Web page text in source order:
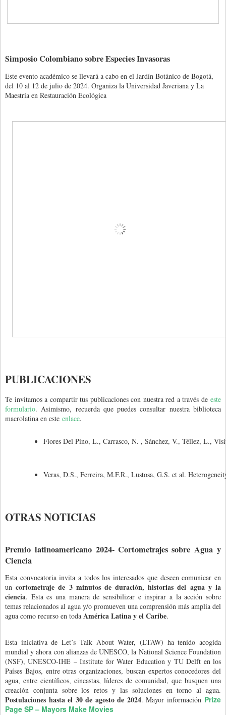
Simposio Colombiano sobre Especies Invasoras
Este evento académico se llevará a cabo en el Jardín Botánico de Bogotá,
del 10 al 12 de julio de 2024. Organiza la Universidad Javeriana y La
Maestría en Restauración Ecológica
PUBLICACIONES
Te invitamos a compartir tus publicaciones con nuestra red a través de este
formulario. Asimismo, recuerda que puedes consultar nuestra biblioteca
macrolatina en este enlace.
Flores Del Pino, L., Carrasco, N. , Sánchez, V., Téllez, L.,
Veras, D.S., Ferreira, M.F.R., Lustosa, G.S. et al.
OTRAS NOTICIAS
Premio latinoamericano 2024- Cortometrajes sobre Agua y
Ciencia
Esta convocatoria invita a todos los interesados que deseen comunicar en
uncortometraje de 3 minutos de duración, historias del agua y la
ciencia. Esta es una manera de sensibilizar e inspirar a la acción sobre
temas relacionados al agua y/o promueven una comprensión más amplia del
agua como recurso en toda América Latina y el Caribe.
Esta iniciativa de Let’s Talk About Water, (LTAW) ha tenido acogida
mundial y ahora con alianzas de UNESCO, la National Science Foundation
(NSF), UNESCO-IHE – Institute for Water Education y TU Delft en los
Países Bajos, entre otras organizaciones, buscan expertos conocedores del
agua, entre científicos, cineastas, líderes de comunidad, que busquen una
creación conjunta sobre los retos y las soluciones en torno al agua.
Postulaciones hasta el 30 de agosto de 2024. Mayor información Prize
Page SP – Mayors Make Movies